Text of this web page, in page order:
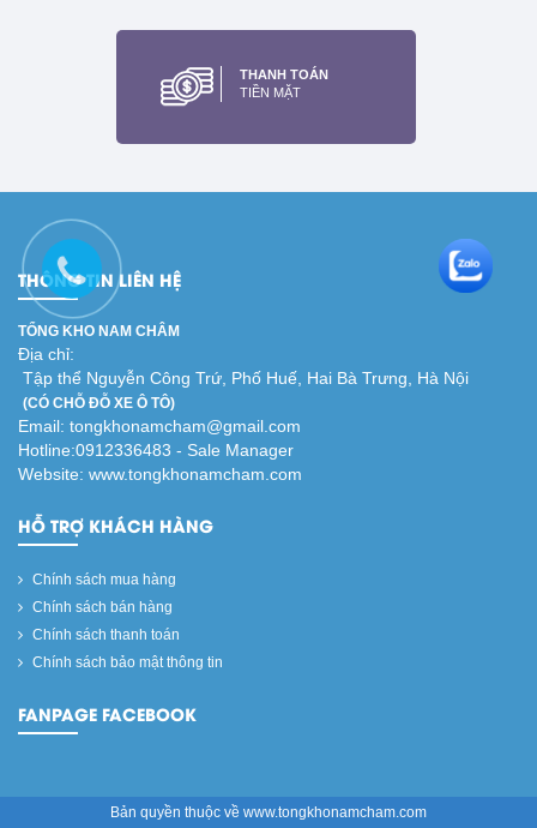
Xem thêm
THANH TOÁN
TIỀN MẶT
THÔNG TIN LIÊN HỆ
TỔNG KHO NAM CHÂM
Địa chỉ:
Tập thể Nguyễn Công Trứ, Phố Huế, Hai Bà Trưng, Hà Nội
(CÓ CHỖ ĐỖ XE Ô TÔ)
Email: tongkhonamcham@gmail.com
Hotline:0912336483 - Sale Manager
Website: www.tongkhonamcham.com
HỖ TRỢ KHÁCH HÀNG
Chính sách mua hàng
Chính sách bán hàng
Chính sách thanh toán
Chính sách bảo mật thông tin
FANPAGE FACEBOOK
Bản quyền thuộc về www.tongkhonamcham.com